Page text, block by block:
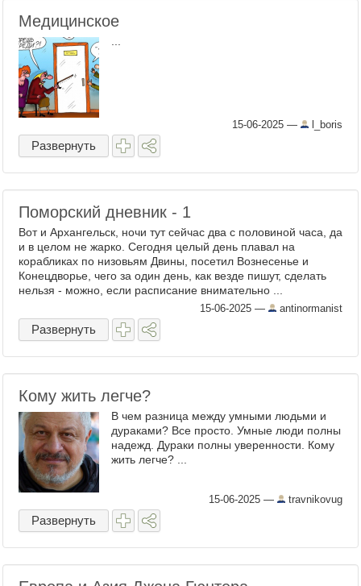
Медицинское
15-06-2025 — l_boris
Развернуть
Поморский дневник - 1
Вот и Архангельск, ночи тут сейчас два с половиной часа, да
и в целом не жарко. Сегодня целый день плавал на
корабликах по низовьям Двины, посетил Вознесенье и
Конецдворье, чего за один день, как везде пишут, сделать
нельзя - можно, если расписание внимательно ...
15-06-2025 — antinormanist
Развернуть
Кому жить легче?
В чем разница между умными людьми и
дураками? Все просто. Умные люди полны
надежд. Дураки полны уверенности. Кому
жить легче? ...
15-06-2025 — travnikovug
Развернуть